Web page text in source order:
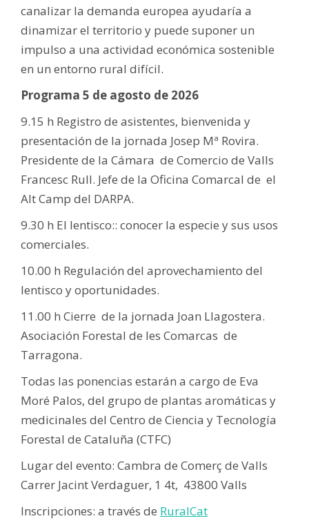
canalizar la demanda europea ayudaría a
dinamizar el territorio y puede suponer un
impulso a una actividad económica sostenible
en un entorno rural difícil.
Programa 5 de agosto de 2026
9.15 h Registro de asistentes, bienvenida y
presentación de la jornada Josep Mª Rovira.
Presidente de la Cámara de Comercio de Valls
Francesc Rull. Jefe de la Oficina Comarcal de el
Alt Camp del DARPA.
9.30 h El lentisco:: conocer la especie y sus usos
comerciales.
10.00 h Regulación del aprovechamiento del
lentisco y oportunidades.
11.00 h Cierre de la jornada Joan Llagostera.
Asociación Forestal de les Comarcas de
Tarragona.
Todas las ponencias estarán a cargo de Eva
Moré Palos, del grupo de plantas aromáticas y
medicinales del Centro de Ciencia y Tecnología
Forestal de Cataluña (CTFC)
Lugar del evento: Cambra de Comerç de Valls
Carrer Jacint Verdaguer, 1 4t, 43800 Valls
Inscripciones: a través de RuralCat